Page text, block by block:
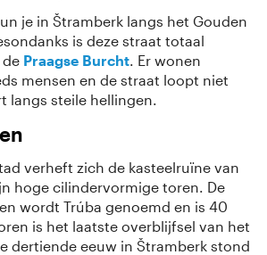
je in Štramberk langs het Gouden
is deze straat totaal
Praagse Burcht. Er wonen
mensen en de straat loopt niet
langs steile hellingen.
verheft zich de kasteelruïne van
hoge cilindervormige toren. De
wordt Trúba genoemd en is 40
is het laatste overblijfsel van het
dertiende eeuw in Štramberk stond